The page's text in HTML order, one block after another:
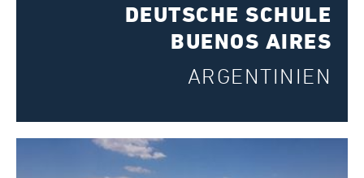
DEUTSCHE SCHULE
BUENOS AIRES
ARGENTINIEN